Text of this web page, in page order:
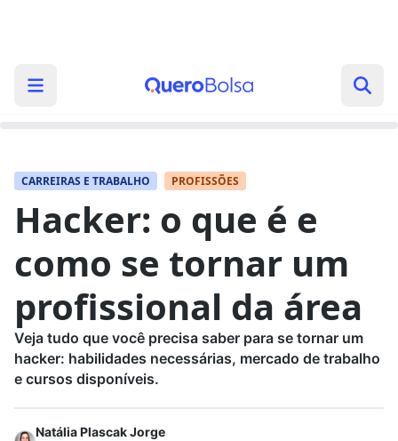
CARREIRAS E TRABALHO PROFISSÕES
Hacker: o que é e
como se tornar um
profissional da área
Veja tudo que você precisa saber para se tornar um
hacker: habilidades necessárias, mercado de trabalho
e cursos disponíveis.
Natália Plascak Jorge